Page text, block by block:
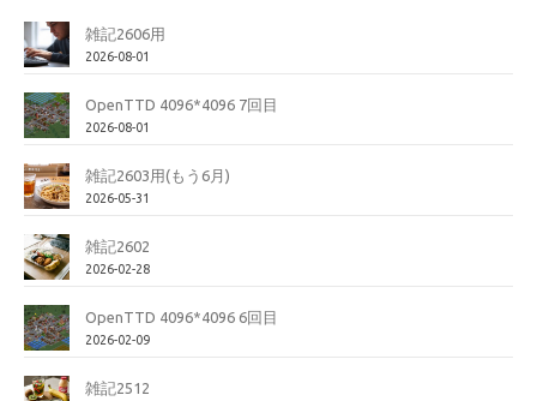
雑記2606用
2026-08-01
OpenTTD 4096*4096 7回目
2026-08-01
雑記2603用(もう6月)
2026-05-31
雑記2602
2026-02-28
OpenTTD 4096*4096 6回目
2026-02-09
雑記2512